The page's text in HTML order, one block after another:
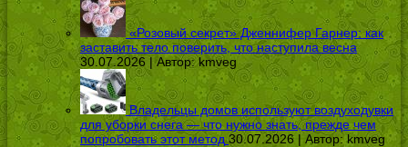
«Розовый секрет» Дженнифер Гарнер: как
заставить тело поверить, что наступила весна
30.07.2026 | Автор:kmveg
Владельцы домов используют воздуходувки
для уборки снега — что нужно знать, прежде чем
попробовать этот метод 30.07.2026 | Автор:kmveg